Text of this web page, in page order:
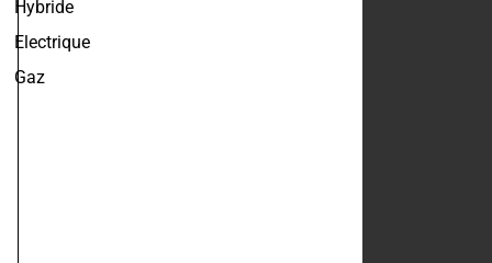
Hybride
Electrique
Gaz